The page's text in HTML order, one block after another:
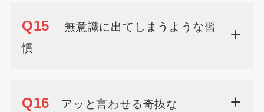
Q15
無意識に出てしまうような習
慣
Q16 アッと言わせる奇抜な